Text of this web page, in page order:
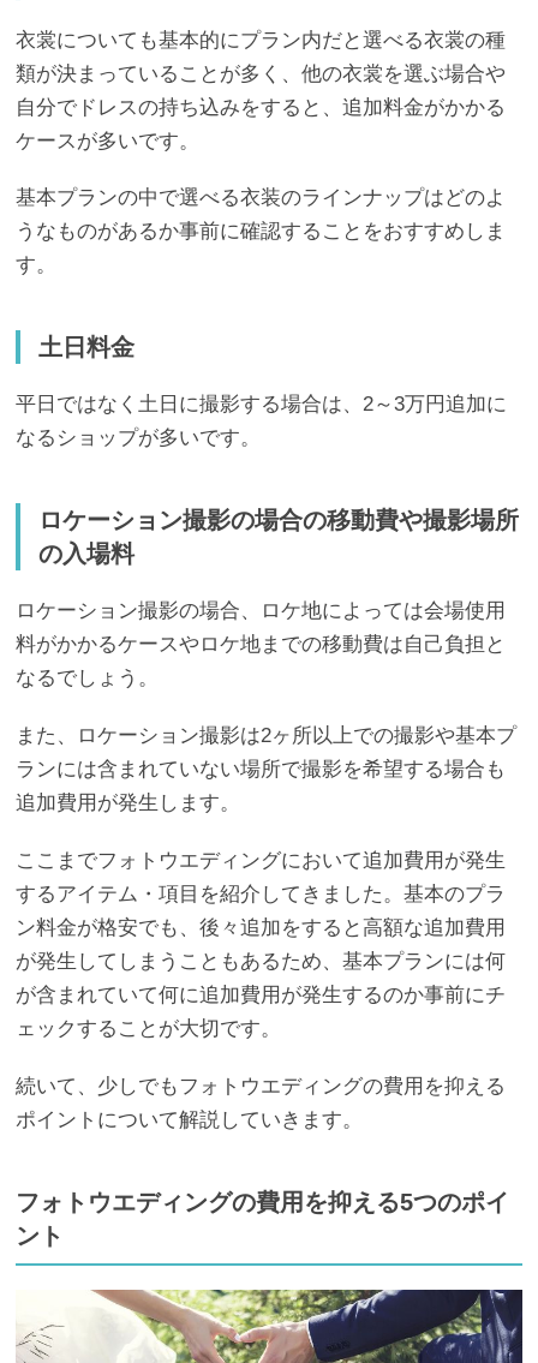
衣裳についても基本的にプラン内だと選べる衣裳の種
類が決まっていることが多く、他の衣裳を選ぶ場合や
自分でドレスの持ち込みをすると、追加料金がかかる
ケースが多いです。
基本プランの中で選べる衣装のラインナップはどのよ
うなものがあるか事前に確認することをおすすめしま
す。
土日料金
平日ではなく土日に撮影する場合は、2～3万円追加に
なるショップが多いです。
ロケーション撮影の場合の移動費や撮影場所
の入場料
ロケーション撮影の場合、ロケ地によっては会場使用
料がかかるケースやロケ地までの移動費は自己負担と
なるでしょう。
また、ロケーション撮影は2ヶ所以上での撮影や基本プ
ランには含まれていない場所で撮影を希望する場合も
追加費用が発生します。
ここまでフォトウエディングにおいて追加費用が発生
するアイテム・項目を紹介してきました。基本のプラ
ン料金が格安でも、後々追加をすると高額な追加費用
が発生してしまうこともあるため、基本プランには何
が含まれていて何に追加費用が発生するのか事前にチ
ェックすることが大切です。
続いて、少しでもフォトウエディングの費用を抑える
ポイントについて解説していきます。
フォトウエディングの費用を抑える5つのポイ
ント